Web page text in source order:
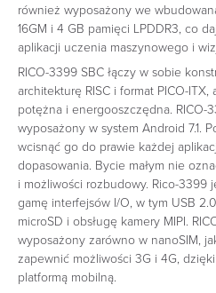
również wyposażony we
16GM i 4 GB pamięci LPDDR3, co
aplikacji uczenia maszynowego i
‎RICO-3399 SBC łączy w sobie
architekturę RISC i format PICO-
potężna i energooszczędna. RICO-
wyposażony w system Android 7.1.
wcisnąć go do prawie każdej
dopasowania. Bycie małym nie
i możliwości rozbudowy. Rico-3399
gamę interfejsów I/O, w tym USB
microSD i obsługę kamery MIPI.
wyposażony zarówno w nanoSIM,
zapewnić możliwości 3G i 4G,
platformą mobilną.‎